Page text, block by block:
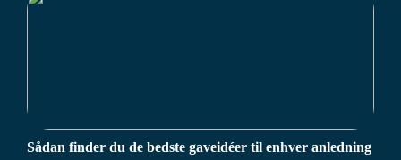
Sådan finder du de bedste gaveidéer til enhver anledning